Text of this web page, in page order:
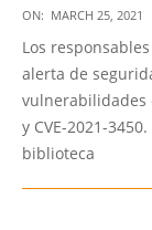
2021-
03-
25
ON: MARCH 25, 2021
Los
alerta de
vulnerabilidades
y CVE-2021-
biblioteca